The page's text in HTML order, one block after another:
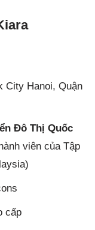
City Hanoi, Quận
Đô Thị Quốc
viên của Tập
cấp